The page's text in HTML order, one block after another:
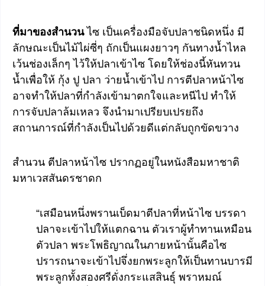
ที่มาของสำนวนไซ เป็นเครื่องมือจับปลาชนิดหนึ่ง มี
ลักษณะเป็นไม้ไผ่ซี่ๆ ถักเป็นแผงยาวๆ กันทางน้ำไหล
เว้นช่องเล็กๆ ไว้ให้ปลาเข้าไซ โดยให้ช่องนี้หันทวน
น้ำเพื่อให้ กุ้ง ปู ปลา ว่ายน้ำเข้าไป การตีปลาหน้าไซ
อาจทำให้ปลาที่กำลังเข้ามาตกใจและหนีไป ทำให้
การจับปลาล้มเหลว จึงนำมาเปรียบเปรยถึง
สถานการณ์ที่กำลังเป็นไปด้วยดีแต่กลับถูกขัดขวาง
สำนวน ตีปลาหน้าไซ ปรากฏอยู่ในหนังสือมหาชาติ
มหาเวสสันดรชาดก
“เสมือนหนึ่งพรานเบ็ดมาตีปลาที่หน้าไซ บรรดา
ปลาจะเข้าไปให้แตกฉาน ตัวเราผู้ทำทานเหมือน
ตัวปลา พระโพธิญาณในภายหน้านั้นคือไซ
ปรารถนาจะเข้าไปจึ่งยกพระลูกให้เป็นทานบารมี
พระลูกทั้งสองศรีดั่งกระแสสินธุ์ พราหมณ์